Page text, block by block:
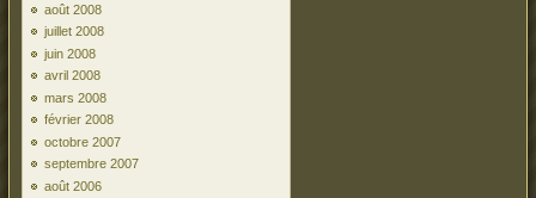
août 2008
juillet 2008
juin 2008
avril 2008
mars 2008
février 2008
octobre 2007
septembre 2007
août 2006